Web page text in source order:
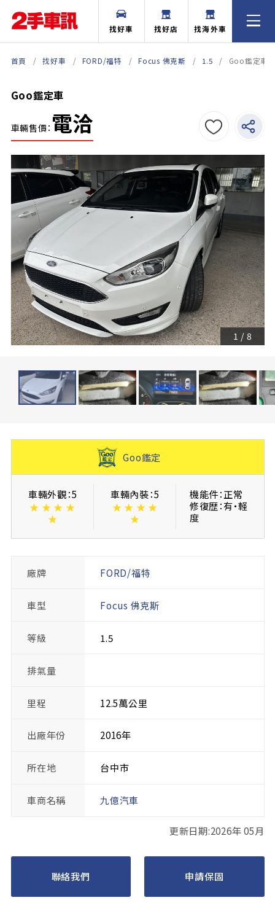
找好車 找好店 找海外車
首頁 找好車 FORD/福特 Focus 佛克斯 1.5 Goo鑑定車
Goo鑑定車
車輛售價： 電洽
1 / 8
Goo鑑定
車輛外觀：5
★ ★ ★ ★
★
車輛內裝：5
★ ★ ★ ★
★
機能件：正常
修復歴：有・軽
度
廠牌 FORD/福特
車型 Focus 佛克斯
等級 1.5
排氣量
里程 12.5萬公里
出廠年份 2016年
所在地 台中市
車商名稱 九億汽車
更新日期:2026年 05月
聯絡我們 申請保固